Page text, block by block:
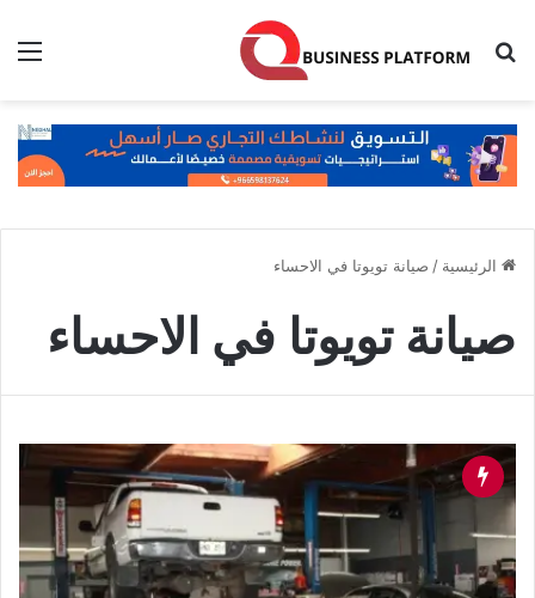
بحث عن
الرئيسية / صيانة تويوتا في الاحساء
صيانة تويوتا في الاحساء